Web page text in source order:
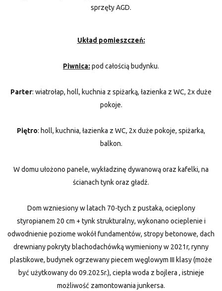
sprzęty AGD.
Układ pomieszczeń:
Piwnica: pod całością budynku.
Parter: wiatrołap, holl, kuchnia z spiżarką, łazienka z WC, 2x duże
pokoje.
Piętro: holl, kuchnia, łazienka z WC, 2x duże pokoje, spiżarka,
balkon.
W domu ułożono panele, wykładzinę dywanową oraz kafelki, na
ścianach tynk oraz gładź.
Dom wzniesiony w latach 70-tych z pustaka, ocieplony
styropianem 20 cm + tynk strukturalny, wykonano ocieplenie i
odwodnienie poziome wokół fundamentów, stropy betonowe, dach
drewniany pokryty blachodachówką wymieniony w 2021r, rynny
plastikowe, budynek ogrzewany piecem węglowym III klasy (może
być użytkowany do 09.2025r.), ciepła woda z bojlera , istnieje
możliwość zamontowania junkersa.